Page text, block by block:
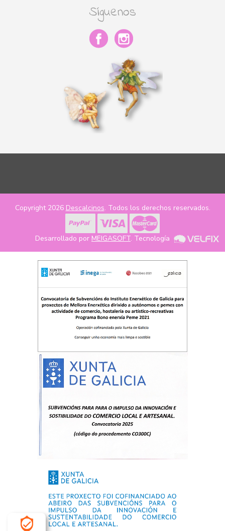
Síguenos
Copyright 2026 Descalcinos. Todos los derechos reservados.
Desarrollado por MEIGASOFT. Tecnología